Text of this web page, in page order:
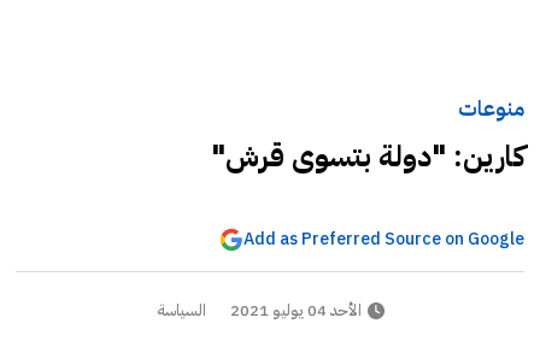
منوعات
كارين: "دولة بتسوى قرش"
Add as Preferred Source on Google
الأحد 04 يوليو 2021 السياسة